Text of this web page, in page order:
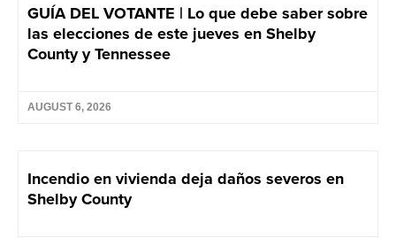
GUÍA DEL VOTANTE | Lo que debe saber sobre
las elecciones de este jueves en Shelby
County y Tennessee
AUGUST 6, 2026
Incendio en vivienda deja daños severos en
Shelby County